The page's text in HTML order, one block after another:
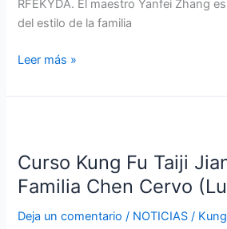
RFEKYDA. El maestro Yanfei Zhang
del estilo de la familia
Leer más »
Curso Kung Fu Taiji
Familia Chen Cervo
Deja un comentario / NOTICIAS /
Fu
Taiji
Estilo